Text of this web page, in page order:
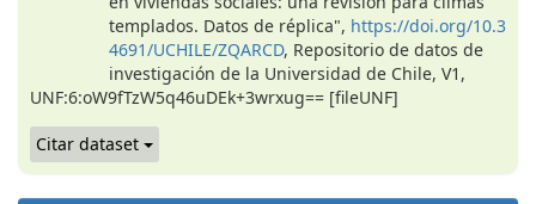
templados. Datos de réplica", https://doi.org/10.3
4691/UCHILE/ZQARCD, Repositorio de datos de
investigación de la Universidad de Chile, V1,
UNF:6:oW9fTzW5q46uDEk+3wrxug== [fileUNF]
Citar dataset